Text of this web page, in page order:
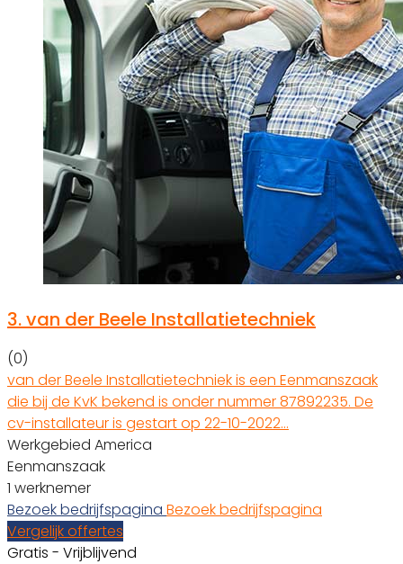
3.van der Beele Installatietechniek
(0)
van der Beele Installatietechniek is een Eenmanszaak
die bij de KvK bekend is onder nummer 87892235. De
cv-installateur is gestart op 22-10-2022…
Werkgebied America
Eenmanszaak
1 werknemer
Bezoek bedrijfspagina Bezoek bedrijfspagina
Vergelijk offertes
Gratis - Vrijblijvend